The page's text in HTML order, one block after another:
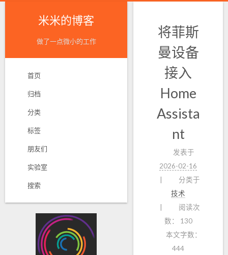
米米的博客
做了一点微小的工作
首页
归档
分类
标签
朋友们
实验室
搜索
将菲斯
曼设备
接入
Home
Assista
nt
发表于
2026-02-16
分类于
技术
阅读次
数：
130
本文字数：
444